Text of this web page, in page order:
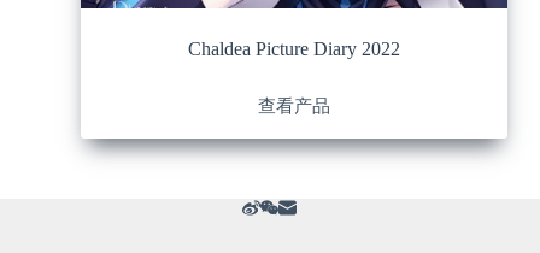
Chaldea Picture Diary 2022
查看产品